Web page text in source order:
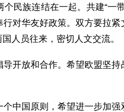
民族连结在一起。共建“一
对华友好政策。双方要拉
人员往来，密切人文交流。
开放和合作。希望欧盟坚
中国原则，希望进一步加